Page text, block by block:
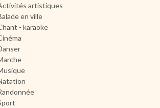
artistiques
en ville
- karaoke